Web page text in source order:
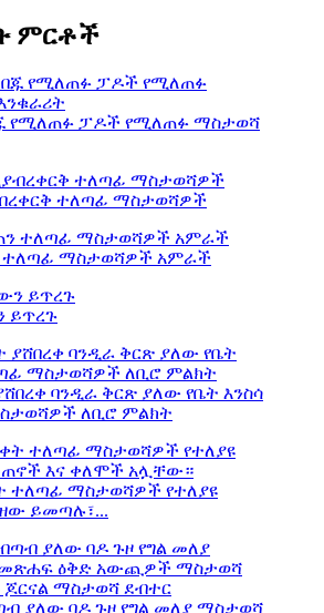
ምርቶች
የሚለጠፉ ፓዶች የሚለጠፉ ማስታወሻ
ተለጣፊ ማስታወሻዎች
ማስታወሻዎች አምራች
ይጥረጉ
ባንዲራ ቅርጽ ያለው የቤት እንስሳ
ለቢሮ ምልክት
ተለጣፊ ማስታወሻዎች የተለያዩ
ይመጣሉ፣...
ያለው ባዶ ጉዞ የግል መለያ ማስታወሻ